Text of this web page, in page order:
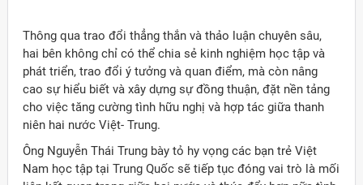
Thông qua trao đổi thẳng thắn và thảo luận chuyên sâu,
hai bên không chỉ có thể chia sẻ kinh nghiệm học tập và
phát triển, trao đổi ý tưởng và quan điểm, mà còn nâng
cao sự hiểu biết và xây dựng sự đồng thuận, đặt nền tảng
cho việc tăng cường tình hữu nghị và hợp tác giữa thanh
niên hai nước Việt- Trung.
Ông Nguyễn Thái Trung bày tỏ hy vọng các bạn trẻ Việt
Nam học tập tại Trung Quốc sẽ tiếp tục đóng vai trò là mối